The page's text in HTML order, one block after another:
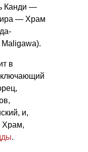
Канди —
— Храм
в
и,
Храм,
.